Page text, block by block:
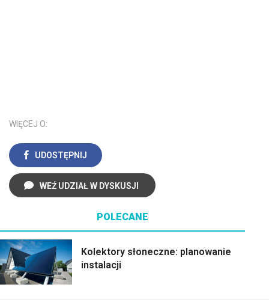
WIĘCEJ O:
UDOSTĘPNIJ
WEŹ UDZIAŁ W DYSKUSJI
POLECANE
Kolektory słoneczne: planowanie
instalacji